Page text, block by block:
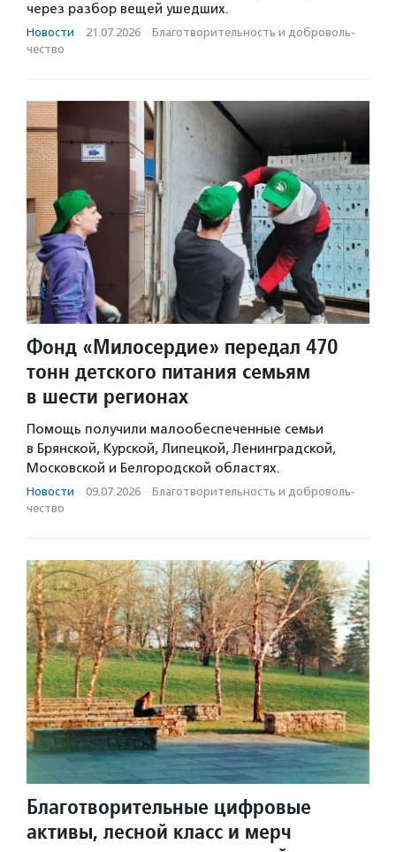
через разбор вещей ушедших.
Новости · 21.07.2026 · Благотвори­тель­ность и доброволь­
чест­во
Фонд «Милосердие» передал 470
тонн детского питания семьям
в шести регионах
Помощь получили малообеспеченные семьи
в Брянской, Курской, Липецкой, Ленинградской,
Московской и Белгородской областях.
Новости · 09.07.2026 · Благотвори­тель­ность и доброволь­
чест­во
Благотворительные цифровые
активы, лесной класс и мерч